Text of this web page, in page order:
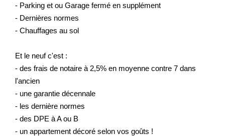
- Parking et ou Garage fermé en supplément
- Dernières normes
- Chauffages au sol
Et le neuf c'est :
- des frais de notaire à 2,5% en moyenne contre 7 dans
l'ancien
- une garantie décennale
- les dernière normes
- des DPE à A ou B
- un appartement décoré selon vos goûts !